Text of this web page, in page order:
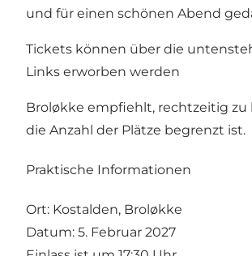
und für einen schönen Abend
Tickets können über die
Links erworben werden
Broløkke empfiehlt, rechtzeitig zu
die Anzahl der Plätze begrenzt ist.
Praktische Informationen
Ort: Kostalden, Broløkke
Datum: 5. Februar 2027